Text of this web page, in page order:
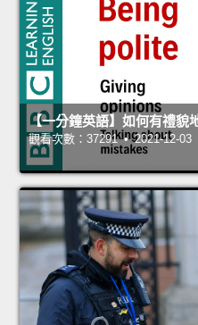
【一分鐘英語】如何有禮貌
觀看次數：37291 • 2021-12-03